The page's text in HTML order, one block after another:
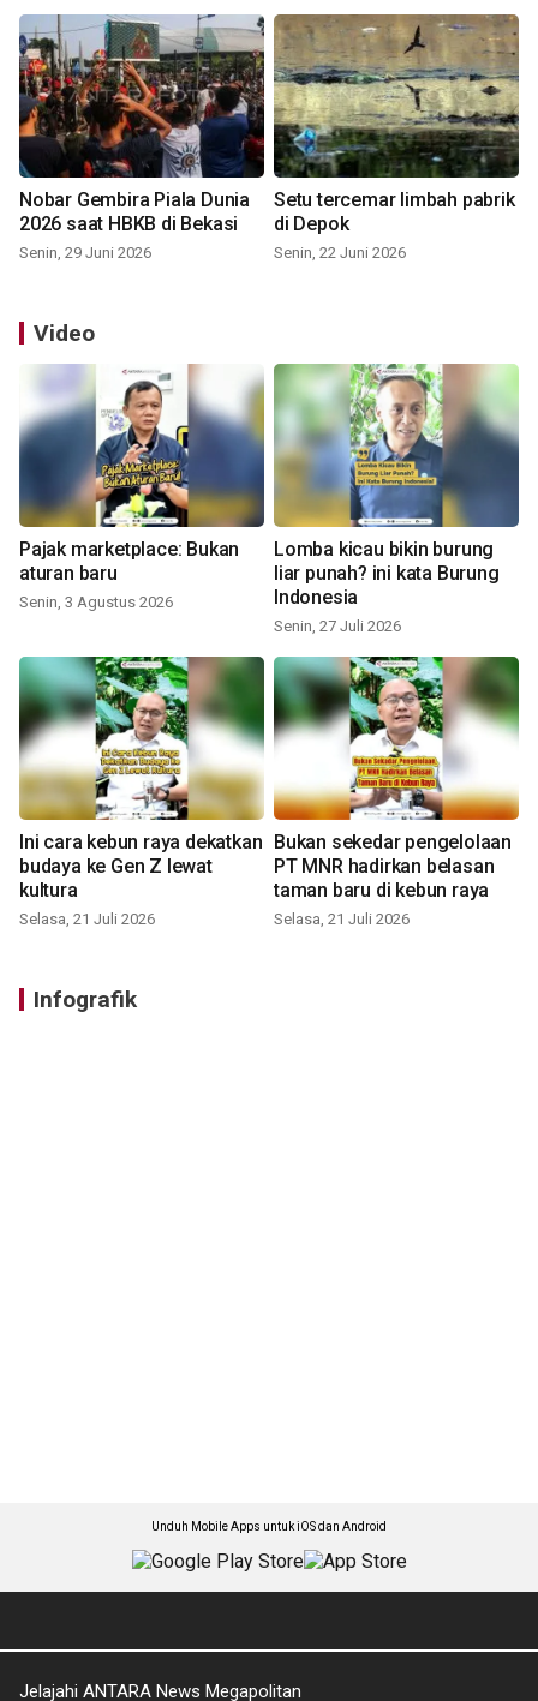
Nobar Gembira Piala Dunia
2026 saat HBKB di Bekasi
Senin, 29 Juni 2026
Setu tercemar limbah pabrik
di Depok
Senin, 22 Juni 2026
Video
Pajak marketplace: Bukan
aturan baru
Senin, 3 Agustus 2026
Lomba kicau bikin burung
liar punah? ini kata Burung
Indonesia
Senin, 27 Juli 2026
Ini cara kebun raya dekatkan
budaya ke Gen Z lewat
kultura
Selasa, 21 Juli 2026
Bukan sekedar pengelolaan
PT MNR hadirkan belasan
taman baru di kebun raya
Selasa, 21 Juli 2026
Infografik
Unduh Mobile Apps untuk iOS dan Android
Jelajahi ANTARA News Megapolitan